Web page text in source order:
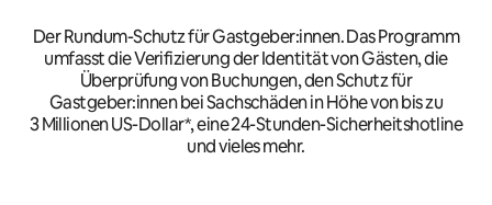
Der Rundum-Schutz für Gastgeber:innen. Das Programm
umfasst die Verifizierung der Identität von Gästen, die
Überprüfung von Buchungen, den Schutz für
Gastgeber:innen bei Sachschäden in Höhe von bis zu
3 Millionen US-Dollar*, eine 24-Stunden-Sicherheitshotline
und vieles mehr.